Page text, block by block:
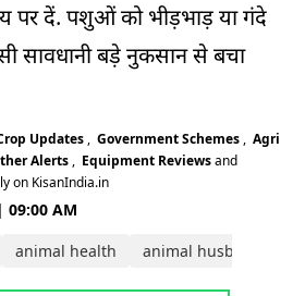
पर दें. पशुओं को भीड़भाड़ या गंदे
सावधानी बड़े नुकसान से बचा
Updates , Government Schemes , Agri
Alerts , Equipment Reviewsand
on KisanIndia.in
09:00 AM
animal health animal husbandry